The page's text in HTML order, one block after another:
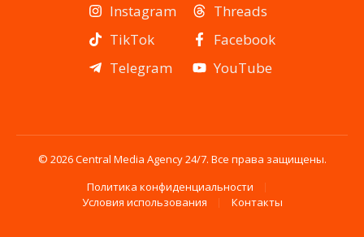
Instagram
TikTok
Telegram
Threads
Facebook
YouTube
© 2026 Central Media Agency 24/7. Все права защищены.
Политика конфиденциальности
Условия использования
Контакты